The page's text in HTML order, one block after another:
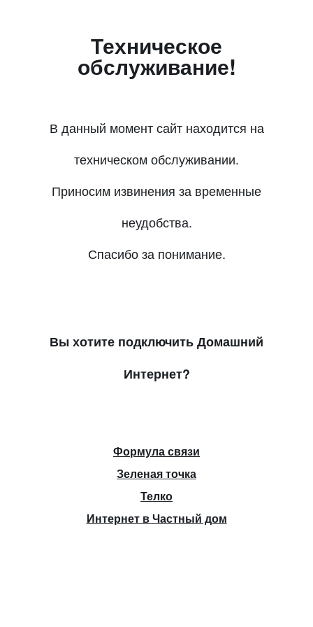
Техническое
обслуживание!
В данный момент сайт находится на
техническом обслуживании.
Приносим извинения за временные
неудобства.
Спасибо за понимание.
Вы хотите подключить Домашний
Интернет?
Формула связи
Зеленая точка
Телко
Интернет в Частный дом